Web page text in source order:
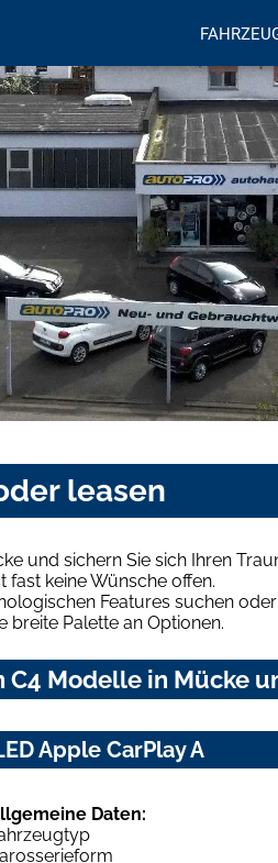
leasen
und sichern Sie sich Ihren
keine Wünsche offen.
Features suchen
breite Palette an Optionen.
Modelle in Mücke
Apple CarPlay A
Daten: